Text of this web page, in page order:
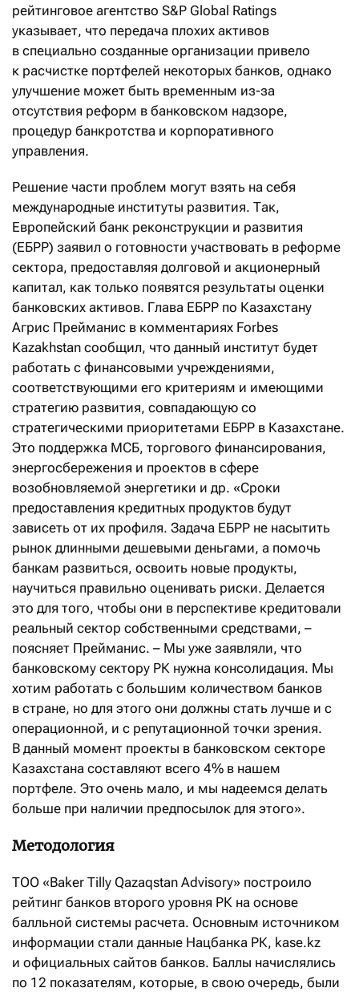
рейтинговое агентство S&P Global Ratings
указывает, что передача плохих активов
в специально созданные организации привело
к расчистке портфелей некоторых банков, однако
улучшение может быть временным из-за
отсутствия реформ в банковском надзоре,
процедур банкротства и корпоративного
управления.
Решение части проблем могут взять на себя
международные институты развития. Так,
Европейский банк реконструкции и развития
(ЕБРР) заявил о готовности участвовать в реформе
сектора, предоставляя долговой и акционерный
капитал, как только появятся результаты оценки
банковских активов. Глава ЕБРР по Казахстану
Агрис Прейманис в комментариях Forbes
Kazakhstan сообщил, что данный институт будет
работать с финансовыми учреждениями,
соответствующими его критериям и имеющими
стратегию развития, совпадающую со
стратегическими приоритетами ЕБРР в Казахстане.
Это поддержка МСБ, торгового финансирования,
энергосбережения и проектов в сфере
возобновляемой энергетики и др. «Сроки
предоставления кредитных продуктов будут
зависеть от их профиля. Задача ЕБРР не насытить
рынок длинными дешевыми деньгами, а помочь
банкам развиться, освоить новые продукты,
научиться правильно оценивать риски. Делается
это для того, чтобы они в перспективе кредитовали
реальный сектор собственными средствами, –
поясняет Прейманис. – Мы уже заявляли, что
банковскому сектору РК нужна консолидация. Мы
хотим работать с большим количеством банков
в стране, но для этого они должны стать лучше и с
операционной, и с репутационной точки зрения.
В данный момент проекты в банковском секторе
Казахстана составляют всего 4% в нашем
портфеле. Это очень мало, и мы надеемся делать
больше при наличии предпосылок для этого».
Методология
ТОО «Baker Tilly Qazaqstan Advisory» построило
рейтинг банков второго уровня РК на основе
балльной системы расчета. Основным источником
информации стали данные Нацбанка РК, kase.kz
и официальных сайтов банков. Баллы начислялись
по 12 показателям, которые, в свою очередь, были